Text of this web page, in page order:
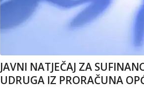
JAVNI NATJEČAJ ZA
UDRUGA IZ PRORAČUNA